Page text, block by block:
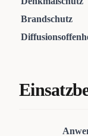
Brandschutz